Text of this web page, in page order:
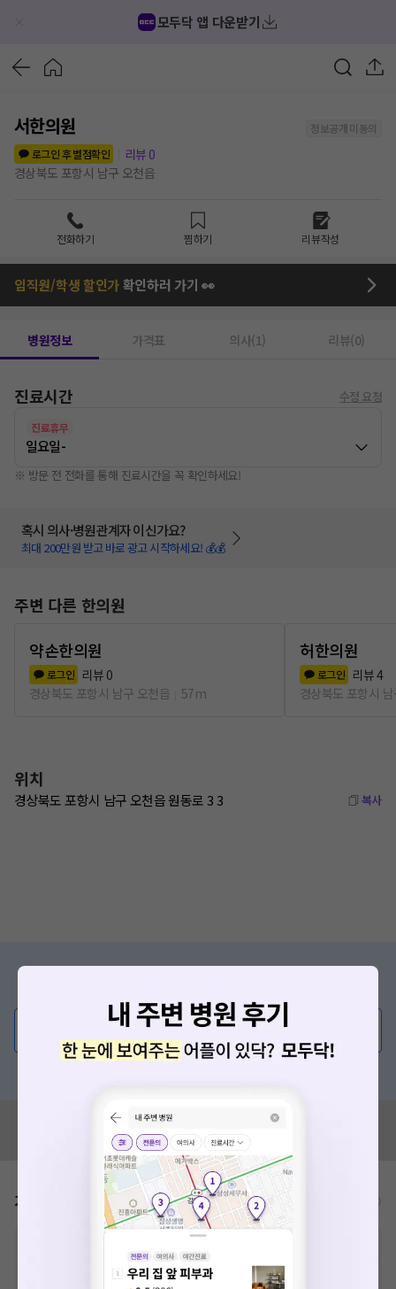
모두닥 앱 다운받기
서한의원
정보공개 미동의
로그인 후 별점확인
리뷰 0
경상북도 포항시 남구 오천읍
전화하기 찜하기 리뷰작성
임직원/학생 할인가확인하러 가기 👀
병원정보 가격표 의사(1) 리뷰(0)
진료시간 수정 요청
진료휴무
일요일-
※ 방문 전 전화를 통해 진료시간을 꼭 확인하세요!
혹시 의사·병원관계자 이신가요?
최대 200만원 받고 바로 광고 시작하세요! 💰💰
주변 다른 한의원
약손한의원
로그인 리뷰 0
경상북도 포항시 남구 오천읍
57m
허한의원
로그인 리뷰4
경상북도 포항시
위치
경상북도 포항시 남구 오천읍 원동로 3 3 복사
의사가 직접 답해드려요!
💬 무엇이든 물어보세요
혹은, 의료상담 서비스에 다양한 게시글 보러가기
혹시 잘못된 병원정보가 있나요?
모두닥 팀에 알려주세요!
가격표 비급여/급여 진료란?
한 가격은 해당 의료기관에 직접 문의해주세요.
급여 항목의 경우, 건강보험심사평가원에 고지되어 있는 급여 진료 기준 가